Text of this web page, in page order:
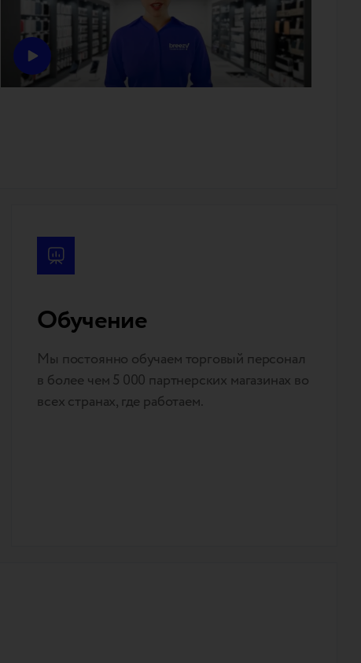
Обучение
Мы постоянно обучаем торговый персонал
в более чем 5 000 партнерских магазинах во
всех странах, где работаем.